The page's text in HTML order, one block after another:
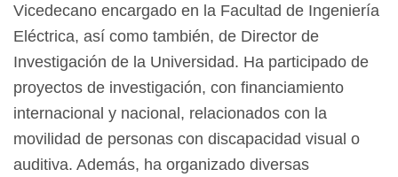
Vicedecano encargado en la Facultad de Ingeniería
Eléctrica, así como también, de Director de
Investigación de la Universidad. Ha participado de
proyectos de investigación, con financiamiento
internacional y nacional, relacionados con la
movilidad de personas con discapacidad visual o
auditiva. Además, ha organizado diversas